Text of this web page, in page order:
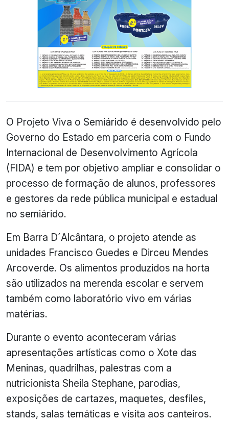
O Projeto Viva o Semiárido é desenvolvido pelo
Governo do Estado em parceria com o Fundo
Internacional de Desenvolvimento Agrícola
(FIDA) e tem por objetivo ampliar e consolidar o
processo de formação de alunos, professores
e gestores da rede pública municipal e estadual
no semiárido.
Em Barra D´Alcântara, o projeto atende as
unidades Francisco Guedes e Dirceu Mendes
Arcoverde. Os alimentos produzidos na horta
são utilizados na merenda escolar e servem
também como laboratório vivo em várias
matérias.
Durante o evento aconteceram várias
apresentações artísticas como o Xote das
Meninas, quadrilhas, palestras com a
nutricionista Sheila Stephane, parodias,
exposições de cartazes, maquetes, desfiles,
stands, salas temáticas e visita aos canteiros.